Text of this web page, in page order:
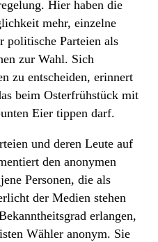
Hier haben die
mehr, einzelne
politische Parteien als
zur Wahl. Sich
zu entscheiden, erinnert
beim Osterfrühstück mit
Eier tippen darf.
und deren Leute auf
den anonymen
Personen, die als
der Medien stehen
erlangen,
Wähler anonym. Sie